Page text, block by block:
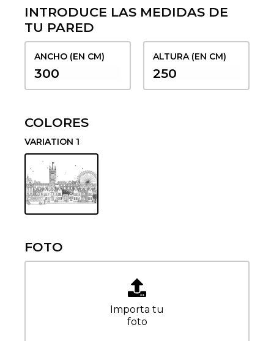
INTRODUCE LAS MEDIDAS DE
TU PARED
ANCHO (EN CM) ALTURA (EN CM)
COLORES
VARIATION 1
FOTO
Importa tu
foto